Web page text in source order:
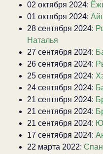
02 октября 2024:
01 октября 2024:
28 сентября 2024:
Наталья
27 сентября 2024:
26 сентября 2024:
25 сентября 2024:
24 сентября 2024:
21 сентября 2024:
21 сентября 2024:
21 сентября 2024:
17 сентября 2024:
22 марта 2022: